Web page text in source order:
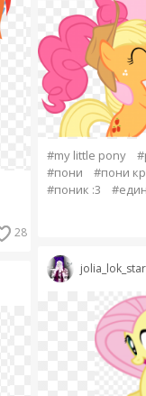
28
#my little pony
#пони
#пони
#поник :3
jolia_lok_star